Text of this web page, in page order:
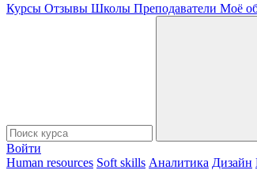
Курсы Отзывы Школы Преподаватели Моё
Войти
Human resources Soft skills Аналитика Дизайн